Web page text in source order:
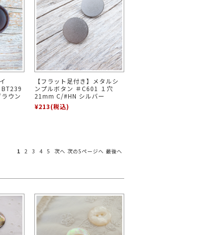
ツ
35mm
15mm～ 20mm～
50mm～
パープル イエロー ピンク
BT239
ウン
【フラット足付き】メタルシ
ンプルボタン ＃C601 １穴
21mm C/#HN シルバー
¥213(税込)
1 2 3 4 5 次へ 次の5ページへ 最後へ